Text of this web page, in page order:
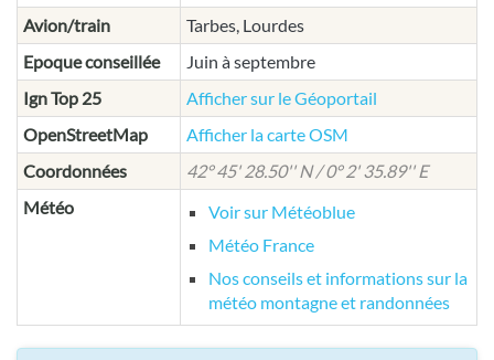
Avion/train
Tarbes, Lourdes
Epoque conseillée
Juin à septembre
Ign Top 25
Afficher sur le Géoportail
OpenStreetMap
Afficher la carte OSM
Coordonnées
42° 45' 28.50'' N / 0° 2' 35.89'' E
Météo
Voir sur Météoblue
Météo France
Nos conseils et informations sur la
météo montagne et randonnées